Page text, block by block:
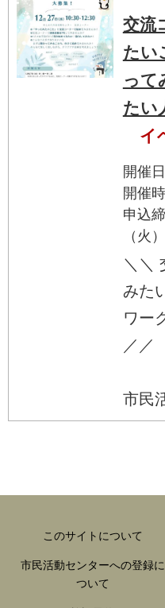
交流
たい
って
たい
イ
開催
開催
申込
（火）
＼＼
みた
ワー
／／
市民
このサイトについて
市民活動センターへの登録に
ついて